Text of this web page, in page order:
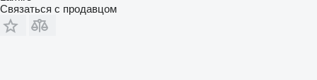
Связаться с продавцом